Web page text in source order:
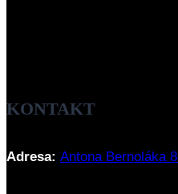
KONTAKT
Adresa: Antona Bernoláka